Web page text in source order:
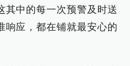
其中的每一次预警及时送
响应，都在铺就最安心的